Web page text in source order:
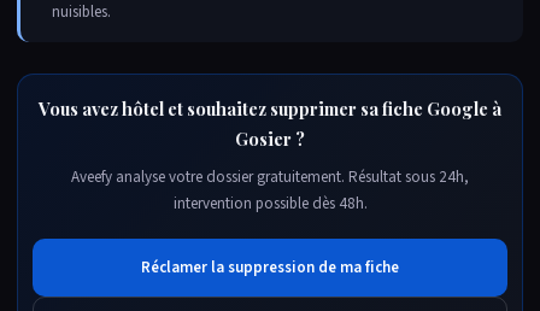
nuisibles.
Vous avez hôtel et souhaitez supprimer sa fiche Google à
Gosier ?
Aveefy analyse votre dossier gratuitement. Résultat sous 24h,
intervention possible dès 48h.
Réclamer la suppression de ma fiche